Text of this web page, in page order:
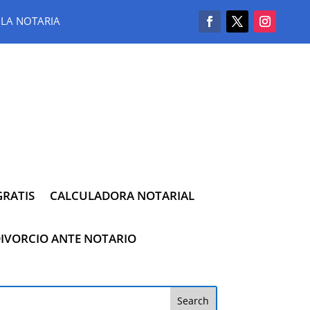
LA NOTARIA
CALCULADORA NOTARIAL
ANTE NOTARIO